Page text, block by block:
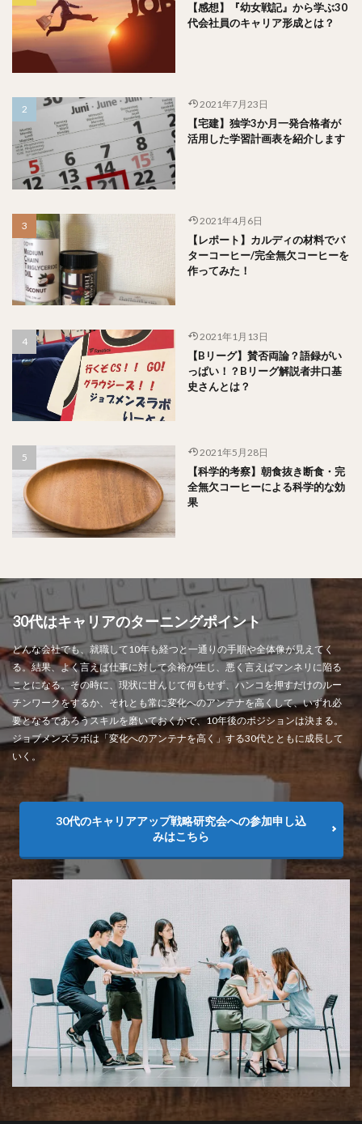
【感想】『幼女戦記』から学ぶ30
代会社員のキャリア形成とは？
2021年7月23日
【宅建】独学3か月一発合格者が
活用した学習計画表を紹介します
2021年4月6日
【レポート】カルディの材料でバ
ターコーヒー/完全無欠コーヒーを
作ってみた！
2021年1月13日
【Bリーグ】賛否両論？語録がい
っぱい！？Bリーグ解説者井口基
史さんとは？
2021年5月28日
【科学的考察】朝食抜き断食・完
全無欠コーヒーによる科学的な効
果
30代はキャリアのターニングポイント
どんな会社でも、就職して10年も経つと一通りの手順や全体像が見えてく
る。結果、よく言えば仕事に対して余裕が生じ、悪く言えばマンネリに陥る
ことになる。その時に、現状に甘んじて何もせず、ハンコを押すだけのルー
チンワークをするか、それとも常に変化へのアンテナを高くして、いずれ必
要となるであろうスキルを磨いておくかで、10年後のポジションは決まる。
ジョブメンズラボは「変化へのアンテナを高く」する30代とともに成長して
いく。
30代のキャリアアップ戦略研究会への参加申し込
みはこちら